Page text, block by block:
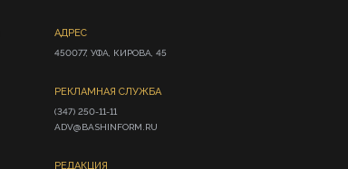
АДРЕС
450077, УФА, КИРОВА, 45
РЕКЛАМНАЯ СЛУЖБА
(347) 250-11-11
ADV@BASHINFORM.RU
РЕДАКЦИЯ